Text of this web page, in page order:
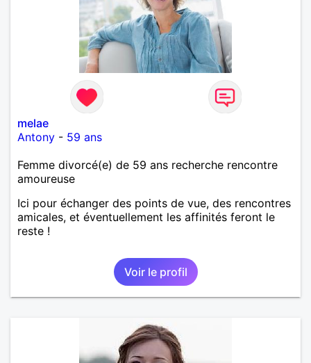
melae
Antony - 59 ans
Femme divorcé(e) de 59 ans recherche rencontre
amoureuse
Ici pour échanger des points de vue, des rencontres
amicales, et éventuellement les affinités feront le
reste !
Voir le profil